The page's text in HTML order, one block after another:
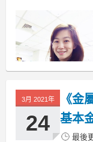
3月 2021年
24
《金
基本
最後